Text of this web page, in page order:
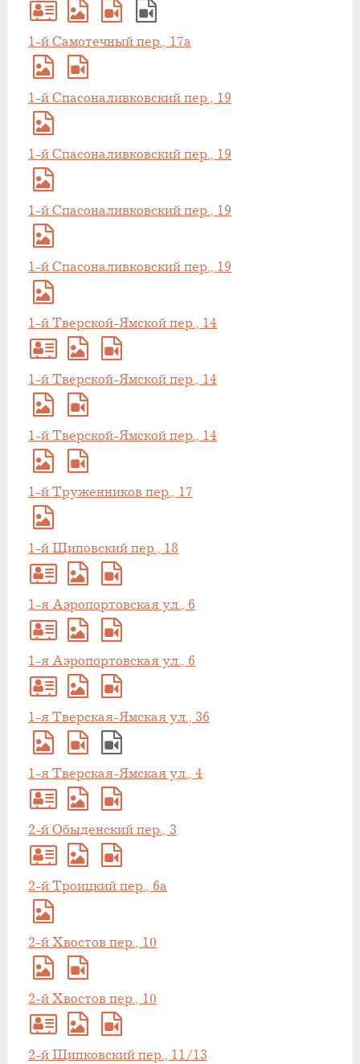
1-й Самотечный пер., 17а
1-й Спасоналивковский пер., 19
1-й Спасоналивковский пер., 19
1-й Спасоналивковский пер., 19
1-й Спасоналивковский пер., 19
1-й Тверской-Ямской пер., 14
1-й Тверской-Ямской пер., 14
1-й Тверской-Ямской пер., 14
1-й Труженников пер., 17
1-й Щиповский пер., 18
1-я Аэропортовская ул., 6
1-я Аэропортовская ул., 6
1-я Тверская-Ямская ул., 36
1-я Тверская-Ямская ул., 4
2-й Обыденский пер., 3
2-й Троицкий пер., 6а
2-й Хвостов пер., 10
2-й Хвостов пер., 10
2-й Щипковский пер., 11/13